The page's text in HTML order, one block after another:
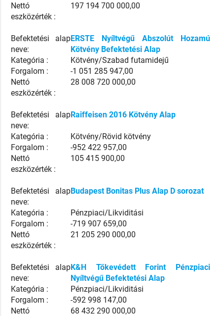
Nettó
eszközérték :
197 194 700 000,00
Befektetési alap
neve:
ERSTE Nyíltvégű Abszolút Hozamú
Kötvény Befektetési Alap
Kategória :
Kötvény/Szabad futamidejű
Forgalom :
-1 051 285 947,00
Nettó
eszközérték :
28 008 720 000,00
Befektetési alap
neve:
Raiffeisen 2016 Kötvény Alap
Kategória :
Kötvény/Rövid kötvény
Forgalom :
-952 422 957,00
Nettó
eszközérték :
105 415 900,00
Befektetési alap
neve:
Budapest Bonitas Plus Alap D sorozat
Kategória :
Pénzpiaci/Likviditási
Forgalom :
-719 907 659,00
Nettó
eszközérték :
21 205 290 000,00
Befektetési alap
neve:
K&H Tőkevédett Forint Pénzpiaci
Nyíltvégű Befektetési Alap
Kategória :
Pénzpiaci/Likviditási
Forgalom :
-592 998 147,00
Nettó
68 432 290 000,00